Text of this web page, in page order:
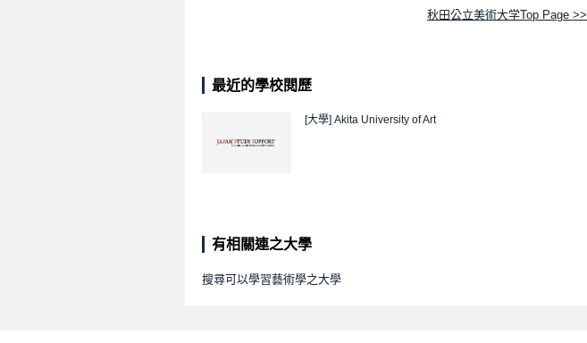
秋田公立美術大学Top Page >>
最近的學校閱歷
[大學] Akita University of Art
有相關連之大學
搜尋可以學習藝術學之大學